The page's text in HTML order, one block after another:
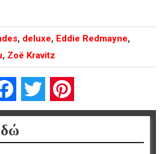
, deluxe, Eddie Redmayne,
, Zoë Kravitz
FacebookTwitter